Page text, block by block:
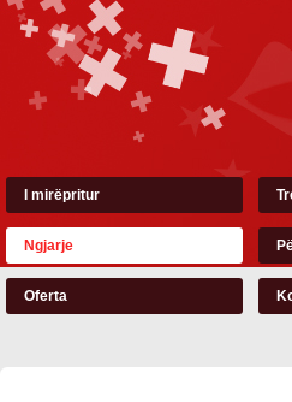
I mirëpritur
Ngjarje
Oferta